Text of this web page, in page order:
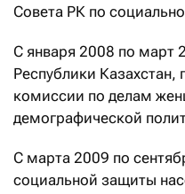
Совета РК по
С января 2008 по март
Республики Казахстан,
комиссии по делам
демографической
С марта 2009 по
социальной защиты